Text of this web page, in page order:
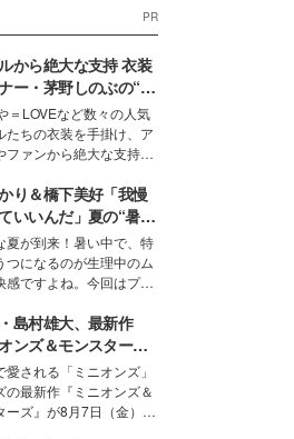
PR
から絶大な支持 衣装
ー・茅野しのぶの“可
作る美学＜「シチズン
ー」インタビュー＞
＝LOVEなど数々の人気
たちの衣装を手掛け、ア
ファンから絶大な支持を
クリエイティブディレク
野しのぶ。一人ひとりの
り添い、魅力を引き出す
は、多くの女性たちに勇
を与え続けている。
り＆橋下美好「我慢
いいんだ」夏の“暑さ
しい選択肢とは？
夏が到来！暑い中で、特
つになるのが生理中のム
感ですよね。今回はプラ
愛甲ひかりさんと橋下美
迎えて本音で女子会トー
のお出かけを快適に過ご
や、2人が感動した夏の
常識にも迫りました。
島村雄大、最新作
オンズ＆モンスター
力熱弁 ハチャメチャ
ない“友情と絆”に感
愛される「ミニオンズ」
の最新作『ミニオンズ＆
ーズ』が8月7日（金）に